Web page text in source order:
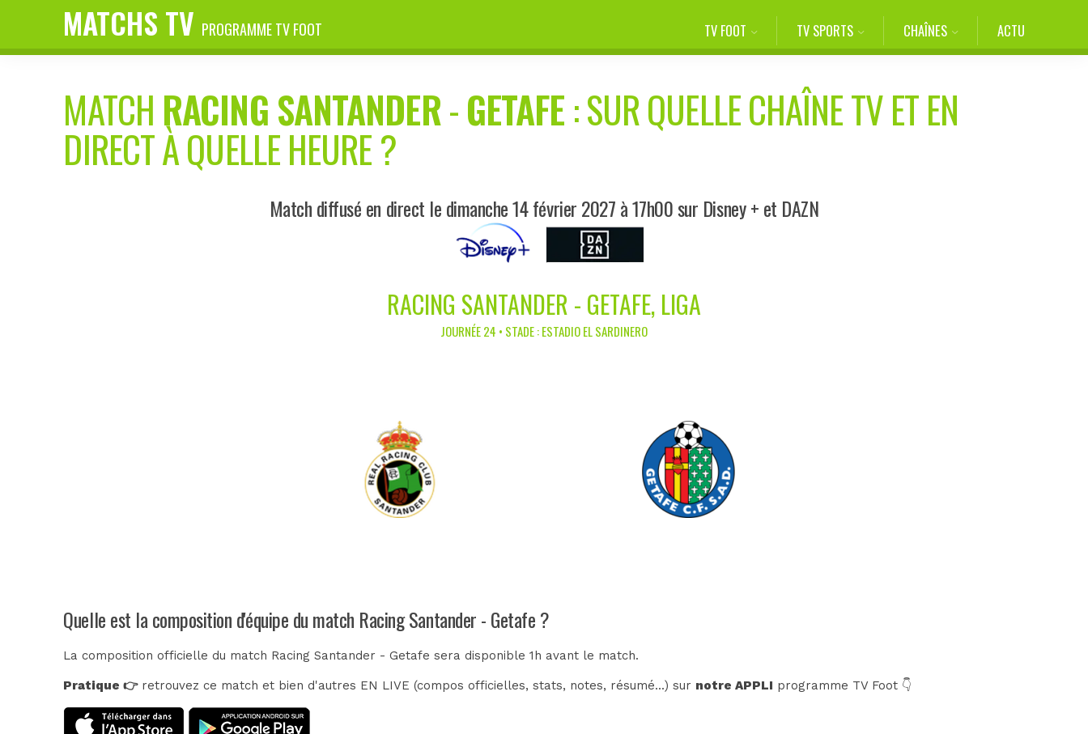
MATCHS TV PROGRAMME TV FOOT TV FOOT TV SPORTS CHAÎNES ACTU
MATCH RACING SANTANDER-GETAFE: SUR QUELLE CHAÎNE TV ET EN
DIRECT À QUELLE HEURE ?
Match diffusé en direct le dimanche 14 février 2027 à 17h00 sur Disney + et DAZN
RACING SANTANDER - GETAFE, LIGA
JOURNÉE 24 • STADE : ESTADIO EL SARDINERO
Quelle est la composition d'équipe du match Racing Santander - Getafe ?
La composition officielle du match Racing Santander - Getafe sera disponible 1h avant le match.
Pratique 👉retrouvez ce match et bien d'autres EN LIVE (compos officielles, stats, notes, résumé...) sur notre APPLI programme TV Foot 👇